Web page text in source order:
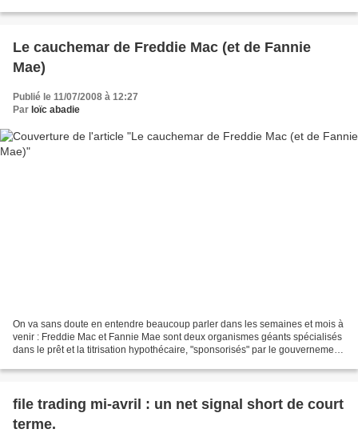
Le cauchemar de Freddie Mac (et de Fannie
Mae)
Publié le 11/07/2008 à 12:27
Par loïc abadie
On va sans doute en entendre beaucoup parler dans les semaines et mois à
venir : Freddie Mac et Fannie Mae sont deux organismes géants spécialisés
dans le prêt et la titrisation hypothécaire, "sponsorisés" par le gouvernement
file trading mi-avril : un net signal short de court
terme.